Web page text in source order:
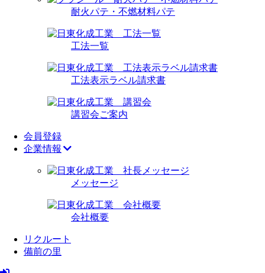
耐火パテ・不燃材料パテ
工法一覧
工法表示ラベル請求書
講習会ご案内
会員登録
企業情報
メッセージ
会社概要
リクルート
備前の里